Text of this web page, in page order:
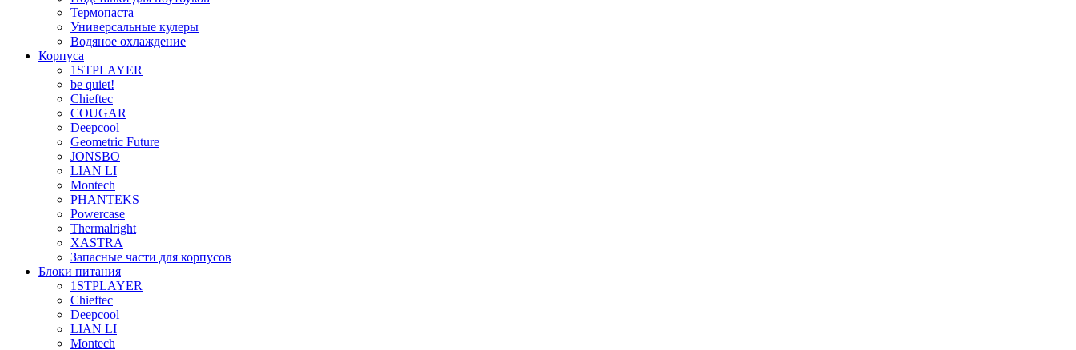
Термопаста
Универсальные кулеры
Водяное охлаждение
Корпуса
1STPLAYER
be quiet!
Chieftec
COUGAR
Deepcool
Geometric Future
JONSBO
LIAN LI
Montech
PHANTEKS
Powercase
Thermalright
XASTRA
Запасные части для корпусов
Блоки питания
1STPLAYER
Chieftec
Deepcool
LIAN LI
Montech